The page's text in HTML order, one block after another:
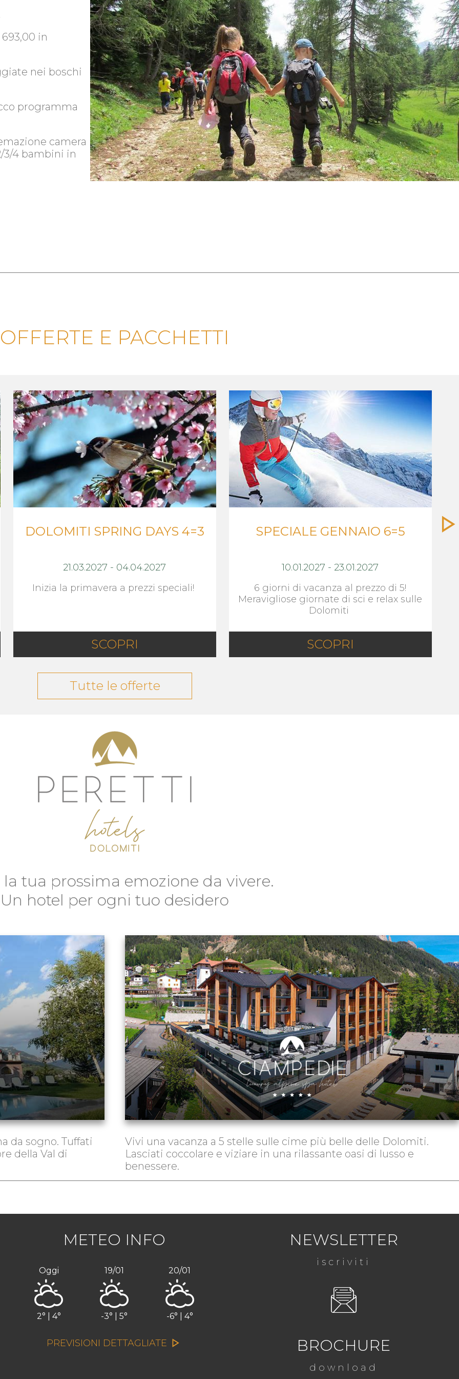
in
nei boschi
programma
camera
3/4 bambini in
OFFERTE E PACCHETTI
DOLOMITI SPRING DAYS 4=3
21.03.2027 - 04.04.2027
Inizia la primavera a prezzi speciali!
SCOPRI
SPECIALE GENNAIO 6=5
10.01.2027 - 23.01.2027
6 giorni di vacanza al prezzo di 5!
Meravigliose giornate di sci e relax sulle
Dolomiti
SCOPRI
Tutte le offerte
la tua prossima emozione da vivere.
Un hotel per ogni tuo desidero
da sogno. Tuffati
della Val di
Vivi una vacanza a 5 stelle sulle cime più belle delle Dolomiti.
Lasciati coccolare e viziare in una rilassante oasi di lusso e
benessere.
METEO INFO
Oggi
2° | 4°
19/01
-3° | 5°
20/01
-6° | 4°
PREVISIONI DETTAGLIATE
NEWSLETTER
iscriviti
BROCHURE
download